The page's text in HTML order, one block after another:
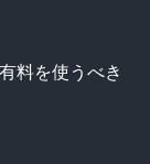
料を使うべき